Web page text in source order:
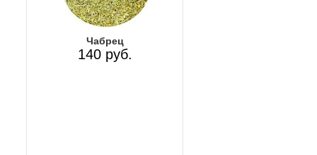
Чабрец
140 руб.